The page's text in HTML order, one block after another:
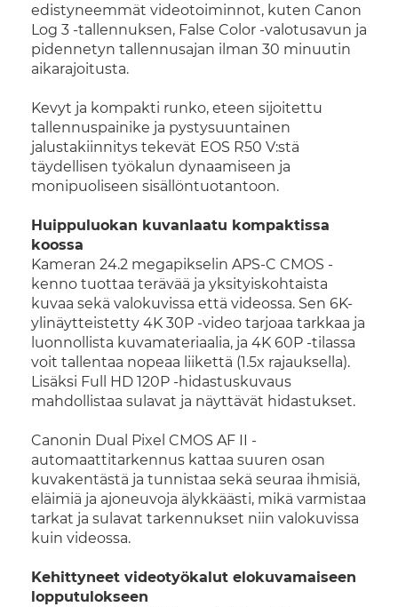
edistyneemmät videotoiminnot, kuten Canon
Log 3 -tallennuksen, False Color -valotusavun ja
pidennetyn tallennusajan ilman 30 minuutin
aikarajoitusta.
Kevyt ja kompakti runko, eteen sijoitettu
tallennuspainike ja pystysuuntainen
jalustakiinnitys tekevät EOS R50 V:stä
täydellisen työkalun dynaamiseen ja
monipuoliseen sisällöntuotantoon.
Huippuluokan kuvanlaatu kompaktissa
koossa
Kameran 24.2 megapikselin APS-C CMOS -
kenno tuottaa terävää ja yksityiskohtaista
kuvaa sekä valokuvissa että videossa. Sen 6K-
ylinäytteistetty 4K 30P -video tarjoaa tarkkaa ja
luonnollista kuvamateriaalia, ja 4K 60P -tilassa
voit tallentaa nopeaa liikettä (1.5x rajauksella).
Lisäksi Full HD 120P -hidastuskuvaus
mahdollistaa sulavat ja näyttävät hidastukset.
Canonin Dual Pixel CMOS AF II -
automaattitarkennus kattaa suuren osan
kuvakentästä ja tunnistaa sekä seuraa ihmisiä,
eläimiä ja ajoneuvoja älykkäästi, mikä varmistaa
tarkat ja sulavat tarkennukset niin valokuvissa
kuin videossa.
Kehittyneet videotyökalut elokuvamaiseen
lopputulokseen